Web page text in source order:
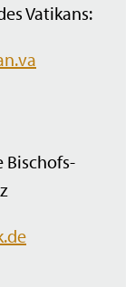
Vatikans:
Bischofs­